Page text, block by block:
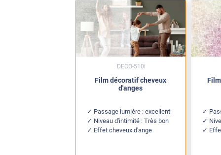
Film décoratif cheveux
d'anges
Passage lumière : excellent
Niveau d'intimité : Très bon
Effet cheveux d'ange
DECO-510i